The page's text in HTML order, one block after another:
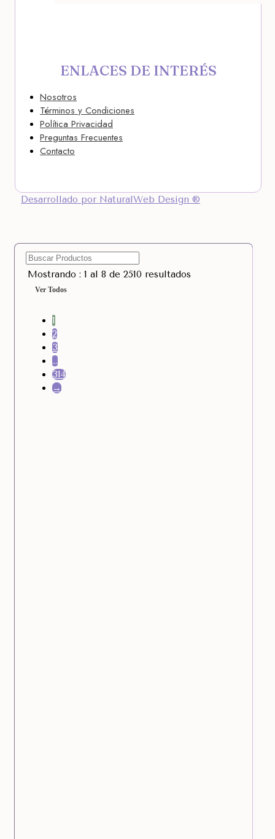
ENLACES DE INTERÉS
Nosotros
Términos y Condiciones
Política Privacidad
Preguntas Frecuentes
Contacto
Desarrollado por NaturalWeb Design ®
Mostrando : 1 al 8 de 2510 resultados
Ver Todos
1
2
3
…
314
→